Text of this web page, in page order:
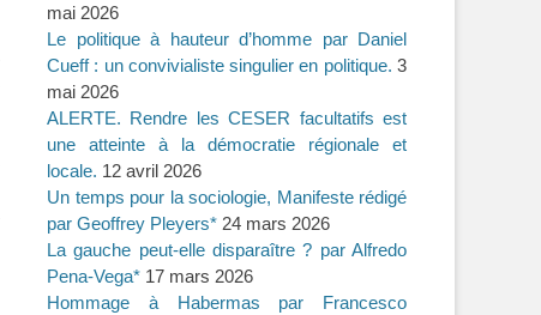
mai 2026
Le politique à hauteur d’homme par Daniel
Cueff : un convivialiste singulier en politique. 3
mai 2026
ALERTE. Rendre les CESER facultatifs est
une atteinte à la démocratie régionale et
locale. 12 avril 2026
Un temps pour la sociologie, Manifeste rédigé
par Geoffrey Pleyers* 24 mars 2026
La gauche peut-elle disparaître ? par Alfredo
Pena-Vega* 17 mars 2026
Hommage à Habermas par Francesco